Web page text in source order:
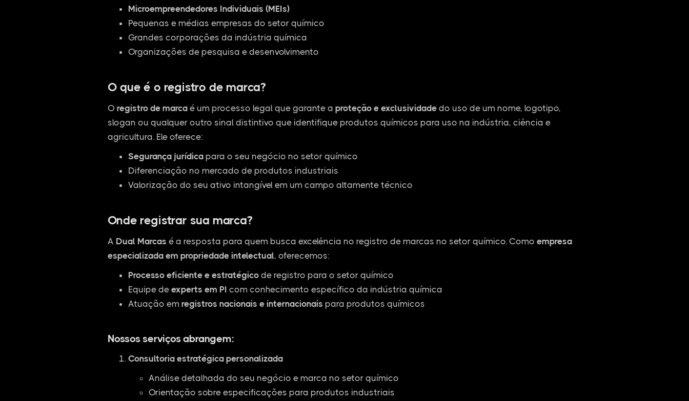
Microempreendedores Individuais (MEIs)
Pequenas e médias empresas do setor químico
Grandes corporações da indústria química
Organizações de pesquisa e desenvolvimento
O que é o registro de marca?
O registro de marcaé um processo legal que garante a proteção e exclusividadedo uso de um nome, logotipo,
slogan ou qualquer outro sinal distintivo que identifique produtos químicos para uso na indústria, ciência e
agricultura. Ele oferece:
Segurança jurídicapara o seu negócio no setor químico
Diferenciação no mercado de produtos industriais
Valorização do seu ativo intangível em um campo altamente técnico
Onde registrar sua marca?
A Dual Marcas é a resposta para quem busca excelência no registro de marcas no setor químico. Como empresa
especializada em propriedade intelectual, oferecemos:
Processo eficiente e estratégicode registro para o setor químico
Equipe de experts em PI com conhecimento específico da indústria química
Atuação em registros nacionais e internacionais para produtos químicos
Nossos serviços abrangem:
Consultoria estratégica personalizada
Análise detalhada do seu negócio e marca no setor químico
Orientação sobre especificações para produtos industriais